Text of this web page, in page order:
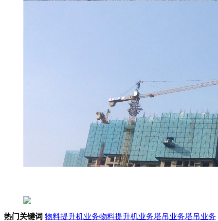
热门关键词 物料提升机业务物料提升机业务塔吊业务塔吊业务